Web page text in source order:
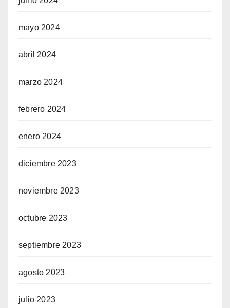
mayo 2024
abril 2024
marzo 2024
febrero 2024
enero 2024
diciembre 2023
noviembre 2023
octubre 2023
septiembre 2023
agosto 2023
julio 2023